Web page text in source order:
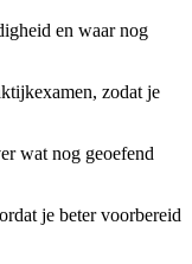
en waar nog
zodat je
wat nog geoefend
je beter voorbereid